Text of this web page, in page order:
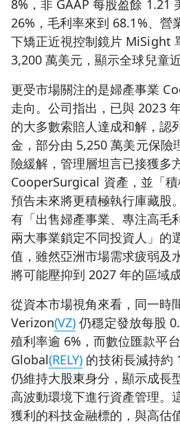
8%，非 GAAP 每股盈餘 1.21
26%，毛利率來到 68.1%、營
下矯正近視控制鏡片 MiSight
3,200 萬美元，顯示全球兒童
更受市場關注的是婦產事業
走向。公司指出，已與 2023
的大多數索賠人達成和解，認
金，部分由 5,250 萬美元保險
險緩解，管理層坦言已接獲多
CooperSurgical 資產，並「
預告未來將更積極執行庫藏股
有「出售婦產事業、專注高毛
兩大事業鎖定不同投資人」的
值，雖然亞洲市場需求疲弱及
將可能壓抑到 2027 年的區域成
從資本市場視角來看，同一時
Verizon(VZ) 仍穩定發放每股
殖利率逾 6%，而數位匯款平
Global(RELY) 的技術長減持約
仍維持大股東身分，顯示成長
高波動環境下進行資產管理。
獲利的科技金融標的，與高估